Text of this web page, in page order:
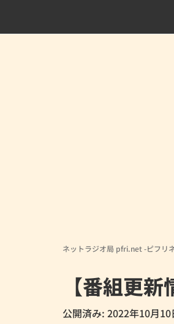
ネットラジオ局 pfri.net -ピフリ
【番組更
公開済み: 2022年10月10